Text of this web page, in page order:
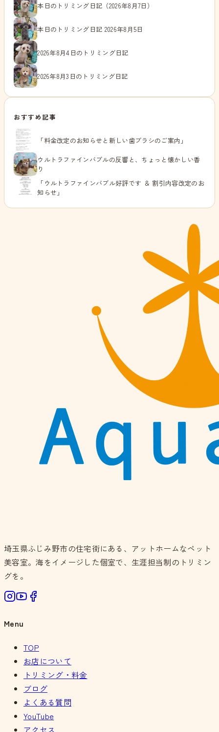
本日のトリミング日記（2026年8月7日）
本日のトリミング日記 2026年8月5日
2026年8月4日のトリミング日記
2026年8月3日のトリミング日記
おすすめ記事
「料金改定のお知らせと新しい歯ブラシのご案内」
ウルトラファインバブルの反響と、ちょっと懐かしい香
り
「ウルトラファインバブル好評です ＆ 割引内容改定のお
知らせ」
埼玉県ふじみ野市の住宅街にある、アットホームなペット
美容室。海をイメージした個室で、生涯担当制のトリミン
グを。
Menu
TOP
お店について
トリミング・料金
ブログ
よくある質問
YouTube
アクセス